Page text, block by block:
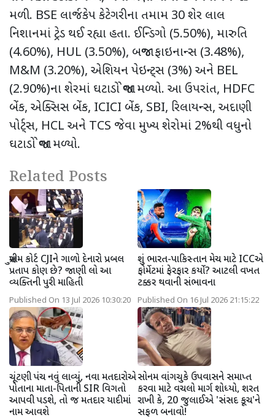
મળી. BSE લાર્જકેપ કેટેગરીના તમામ 30શેર લાલ
નિશાનમાં ટ્રેડ થઈ રહ્યા હતા. ઈન્ડિગો (5.50%), મારુતિ
(4.60%), HUL (3.50%), બજાજ ફાઇનાન્સ (3.48%),
M&M (3.20%), એશિયન પેઇન્ટ્સ (3%) અને BEL
(2.90%)ના શેરમાં ઘટાડો જોવા મળ્યો. આ ઉપરાંત, HDFC
બેંક, એક્સિસ બેંક, ICICI બેંક, SBI, રિલાયન્સ, અદાણી
પોર્ટ્સ, HCL અને TCS જેવા મુખ્ય શેરોમાં 2%થી વધુનો
ઘટાડો જોવા મળ્યો.
Related Posts
સુપ્રીમ કોર્ટ CJIને ગાળો દેનારો પ્રબલ
પ્રતાપ કોણ છે? જાણી લો આ
વ્યક્તિની પુરી માહિતી
Published On 13 Jul 2026 10:30:20
શું ભારત-પાકિસ્તાન મેચ માટે ICCએ
ફોર્મેટમાં ફેરફાર કર્યો? આટલી વખત
ટક્કર થવાની સંભાવના
Published On 16 Jul 2026 21:15:22
ચૂંટણી પંચ નવું લાવ્યું, નવા મતદારોએ
પોતાના માતા-પિતાની SIR વિગતો
આપવી પડશે, તો જ મતદાર યાદીમાં
નામ આવશે
સોનમ વાંગચુકે ઉપવાસને સમાપ્ત
કરવા માટે વચલો માર્ગ શોધ્યો, શરત
રાખી કે, 20 જુલાઈએ 'સંસદ કૂચ'ને
સફળ બનાવો!